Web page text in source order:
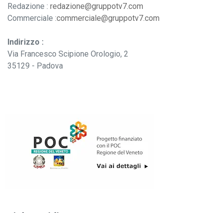
Redazione : redazione@gruppotv7.com
Commerciale :commerciale@gruppotv7.com
Indirizzo :
Via Francesco Scipione Orologio, 2
35129 - Padova